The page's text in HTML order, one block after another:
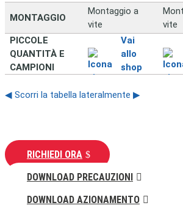
MONTAGGIO
Montaggio a
vite
vite
PICCOLE
QUANTITÀ E
CAMPIONI
Vai
allo
shop
◀ Scorri la tabella lateralmente ▶
RICHIEDI ORA
DOWNLOAD PRECAUZIONI
DOWNLOAD AZIONAMENTO